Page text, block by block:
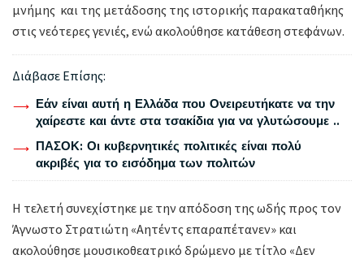
μνήμης και της μετάδοσης της ιστορικής παρακαταθήκης
στις νεότερες γενιές, ενώ ακολούθησε κατάθεση στεφάνων.
Διάβασε Επίσης:
Εάν είναι αυτή η Ελλάδα που Ονειρευτήκατε να την
χαίρεστε και άντε στα τσακίδια για να γλυτώσουμε ..
ΠΑΣΟΚ: Οι κυβερνητικές πολιτικές είναι πολύ
ακριβές για το εισόδημα των πολιτών
Η τελετή συνεχίστηκε με την απόδοση της ωδής προς τον
Άγνωστο Στρατιώτη «Αητέντς επαραπέτανεν» και
ακολούθησε μουσικοθεατρικό δρώμενο με τίτλο «Δεν